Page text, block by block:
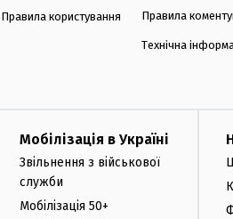
Правила користування Правила
Технічна
Мобілізація в Україні
Звільнення з військової
служби
Мобілізація 50+